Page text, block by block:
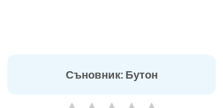
Съновник: Бутон